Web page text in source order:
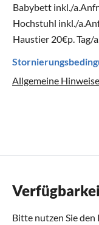
Babybett inkl./
Hochstuhl inkl./
Haustier 20€p.
Allgemeine
Bitte nutzen Sie den